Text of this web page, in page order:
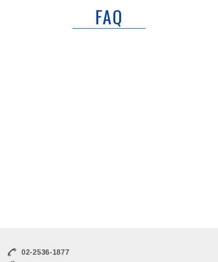
FAQ
02-2536-1877